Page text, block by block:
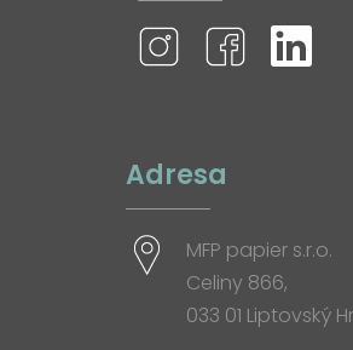
Adresa
MFP papier s.r.o.
Celiny 866,
033 01 Liptovský